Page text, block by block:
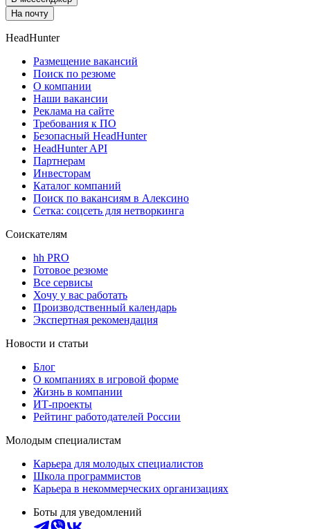
На почту
HeadHunter
Размещение вакансий
Поиск по резюме
О компании
Наши вакансии
Реклама на сайте
Требования к ПО
Безопасный HeadHunter
HeadHunter API
Партнерам
Инвесторам
Каталог компаний
Поиск по вакансиям в Алексино
Сетка: соцсеть для нетворкинга
Соискателям
hh PRO
Готовое резюме
Все сервисы
Хочу у вас работать
Производственный календарь
Экспертная рекомендация
Новости и статьи
Блог
О компаниях в игровой форме
Жизнь в компании
ИТ-проекты
Рейтинг работодателей России
Молодым специалистам
Карьера для молодых специалистов
Школа программистов
Карьера в некоммерческих организациях
Боты для уведомлений